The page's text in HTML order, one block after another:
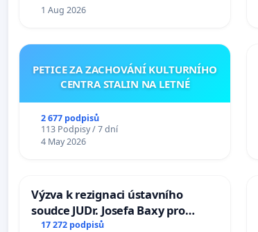
1 Aug 2026
PETICE ZA ZACHOVÁNÍ KULTURNÍHO
CENTRA STALIN NA LETNÉ
2 677 podpisů
113 Podpisy / 7 dní
4 May 2026
Výzva k rezignaci ústavního
soudce JUDr. Josefa Baxy pro
ohrožení důvěry ve spravedlivý
17 272 podpisů